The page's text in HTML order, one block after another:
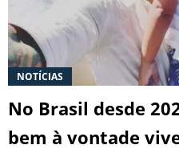
NOTÍCIAS
No Brasil desde
bem à vontade